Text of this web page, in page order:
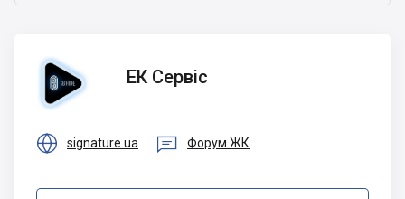
ЕК
Сервіс
ЕК Сервіс
 signature.ua  Форум ЖК